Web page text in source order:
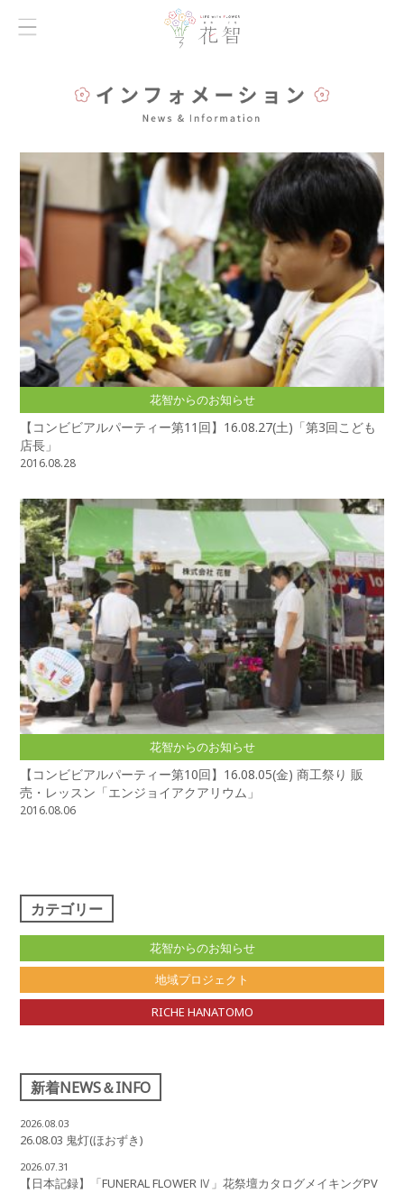
花智からのお知らせ
【コンビビアルパーティー第11回】16.08.27(土)「第3回こども
店長」
2016.08.28
花智からのお知らせ
【コンビビアルパーティー第10回】16.08.05(金) 商工祭り 販
売・レッスン「エンジョイアクアリウム」
2016.08.06
カテゴリー
花智からのお知らせ
地域プロジェクト
RICHE HANATOMO
新着NEWS＆INFO
2026.08.03
26.08.03 鬼灯(ほおずき)
2026.07.31
【日本記録】「FUNERAL FLOWER Ⅳ」花祭壇カタログメイキングPV